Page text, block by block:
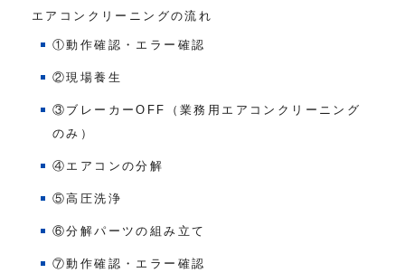
エアコンクリーニングの流れ
①動作確認・エラー確認
②現場養生
③ブレーカーOFF（業務用エアコンクリーニング
のみ）
④エアコンの分解
⑤高圧洗浄
⑥分解パーツの組み立て
⑦動作確認・エラー確認